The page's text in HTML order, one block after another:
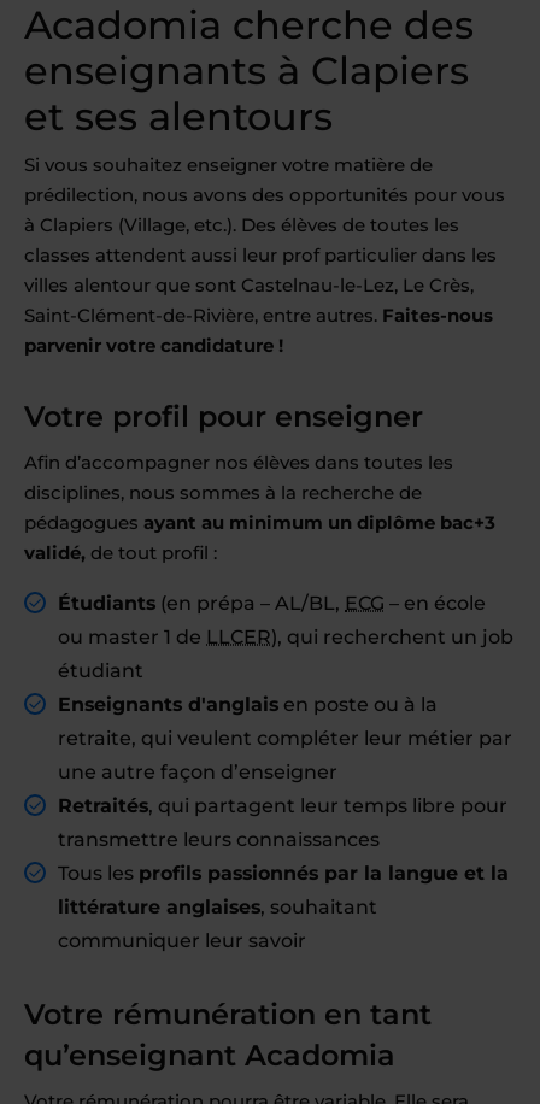
Acadomia cherche des
enseignants à Clapiers
et ses alentours
Si vous souhaitez enseigner votre matière de
prédilection, nous avons des opportunités pour vous
à Clapiers (Village, etc.). Des élèves de toutes les
classes attendent aussi leur prof particulier dans les
villes alentour que sont Castelnau-le-Lez, Le Crès,
Saint-Clément-de-Rivière, entre autres. Faites-nous
parvenir votre candidature !
Votre profil pour enseigner
Afin d’accompagner nos élèves dans toutes les
disciplines, nous sommes à la recherche de
pédagogues ayant au minimum un diplôme bac+3
validé, de tout profil :
Étudiants (en prépa – AL/BL, ECG – en école
ou master 1 de LLCER), qui recherchent un job
étudiant
Enseignants d'anglais en poste ou à la
retraite, qui veulent compléter leur métier par
une autre façon d’enseigner
Retraités, qui partagent leur temps libre pour
transmettre leurs connaissances
Tous les profils passionnés par la langue et la
littérature anglaises, souhaitant
communiquer leur savoir
Votre rémunération en tant
qu’enseignant Acadomia